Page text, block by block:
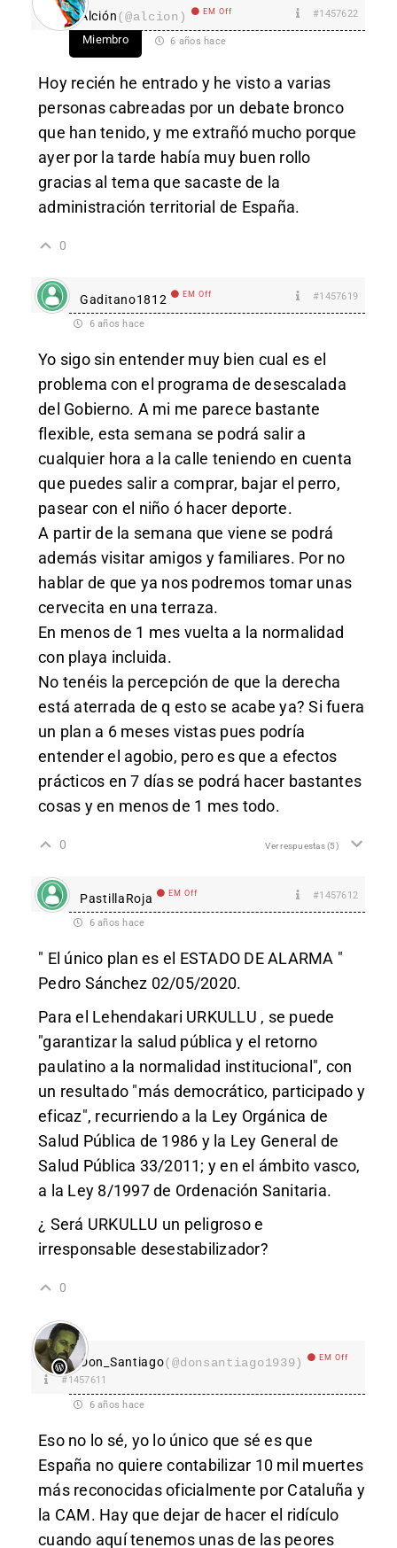
Alción(@alcion) EM Off #1457622
Miembro 6 años hace
Hoy recién he entrado y he visto a varias
personas cabreadas por un debate bronco
que han tenido, y me extrañó mucho porque
ayer por la tarde había muy buen rollo
gracias al tema que sacaste de la
administración territorial de España.
0
Gaditano1812 EM Off #1457619
6 años hace
Yo sigo sin entender muy bien cual es el
problema con el programa de desescalada
del Gobierno. A mi me parece bastante
flexible, esta semana se podrá salir a
cualquier hora a la calle teniendo en cuenta
que puedes salir a comprar, bajar el perro,
pasear con el niño ó hacer deporte.
A partir de la semana que viene se podrá
además visitar amigos y familiares. Por no
hablar de que ya nos podremos tomar unas
cervecita en una terraza.
En menos de 1 mes vuelta a la normalidad
con playa incluida.
No tenéis la percepción de que la derecha
está aterrada de q esto se acabe ya? Si fuera
un plan a 6 meses vistas pues podría
entender el agobio, pero es que a efectos
prácticos en 7 días se podrá hacer bastantes
cosas y en menos de 1 mes todo.
0 Ver respuestas(5)
PastillaRoja EM Off #1457612
6 años hace
" El único plan es el ESTADO DE ALARMA "
Pedro Sánchez 02/05/2020.
Para el Lehendakari URKULLU , se puede
"garantizar la salud pública y el retorno
paulatino a la normalidad institucional", con
un resultado "más democrático, participado y
eficaz", recurriendo a la Ley Orgánica de
Salud Pública de 1986 y la Ley General de
Salud Pública 33/2011; y en el ámbito vasco,
a la Ley 8/1997 de Ordenación Sanitaria.
¿ Será URKULLU un peligroso e
irresponsable desestabilizador?
0
Don_Santiago(@donsantiago1939) EM Off
#1457611
6 años hace
Eso no lo sé, yo lo único que sé es que
España no quiere contabilizar 10 mil muertes
más reconocidas oficialmente por Cataluña y
la CAM. Hay que dejar de hacer el ridículo
cuando aquí tenemos unas de las peores